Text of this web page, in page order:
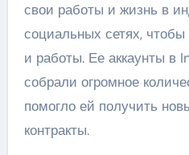
свои работы и жизнь в
социальных сетях, чтобы
и работы. Ее аккаунты в
собрали огромное
помогло ей получить
контракты.